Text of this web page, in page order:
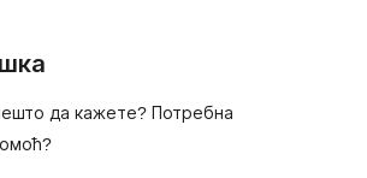
да кажете? Потребна